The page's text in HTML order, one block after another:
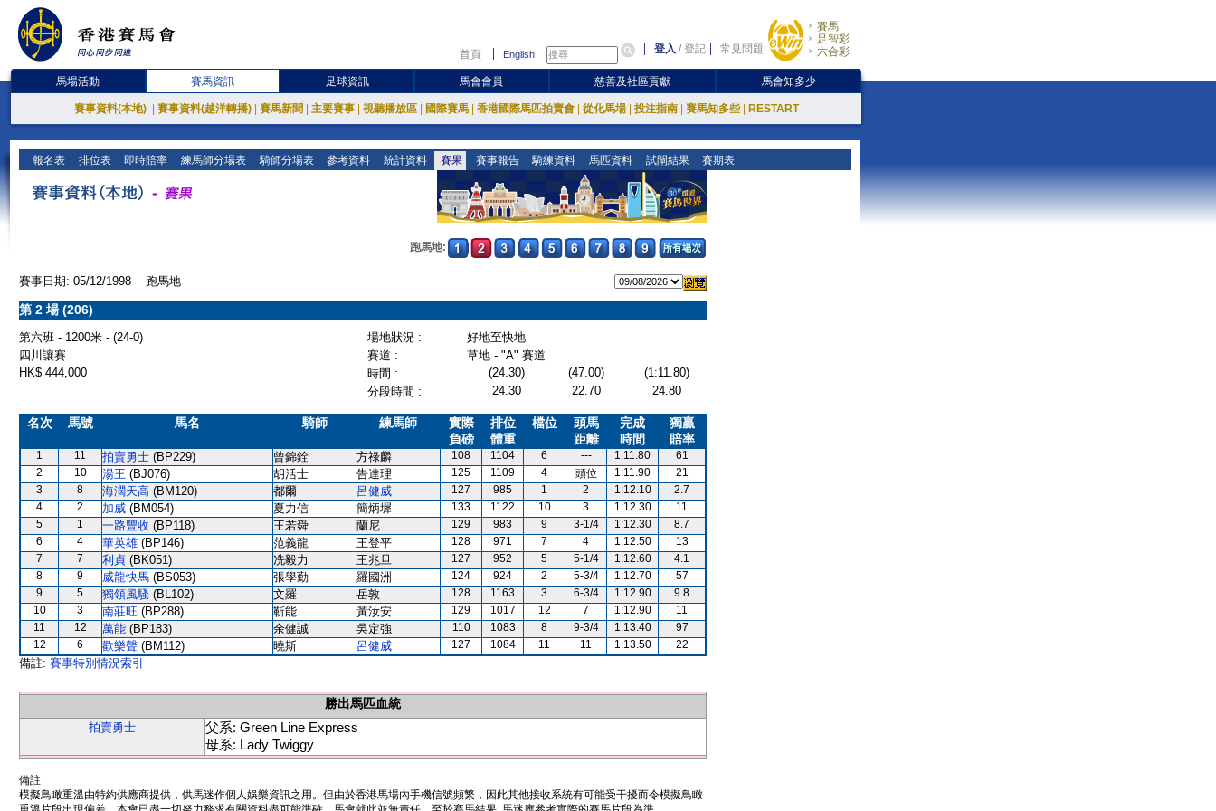
首頁 English 登入 /登記 常見問題
賽馬
足智彩
六合彩
馬場活動 賽馬資訊 足球資訊 馬會會員 慈善及社區貢獻 馬會知多少
賽事資料(本地) 賽事資料(越洋轉播) 賽馬新聞 主要賽事 視聽播放區 國際賽馬 香港國際馬匹拍賣會 從化馬場 投注指南 賽馬知多些 RESTART
報名表 排位表 即時賠率 練馬師分場表 騎師分場表 參考資料 統計資料 賽果 賽事報告 騎練資料 馬匹資料 試閘結果 賽期表
跑馬地:
賽事日期: 05/12/1998 跑馬地
第 2 場 (206)
第六班 - 1200米 - (24-0) 場地狀況 :
好地至快地
四川讓賽
賽道 :
草地 - "A" 賽道
HK$ 444,000
時間 : (24.30) (47.00)
(1:11.80)
分段時間 :
24.30 22.70 24.80
名次 馬號 馬名 騎師 練馬師
實際
負磅
排位
體重
檔位
頭馬
距離
完成
時間
獨贏
賠率
1 11 拍賣勇士 (BP229) 曾錦銓 方祿麟 108 1104 6 --- 1:11.80
61
2
10 湯王 (BJ076) 胡活士 告達理 125 1109 4 頭位 1:11.90
21
3
8 海濶天高 (BM120) 都爾 呂健威 127 985 1 2 1:12.10
2.7
4
2 加威 (BM054) 夏力信 簡炳墀 133 1122 10 3 1:12.30
11
5
1 一路豐收 (BP118) 王若舜 蘭尼 129 983 9 3-1/4 1:12.30
8.7
6
4 華英雄 (BP146) 范義龍 王登平 128 971 7 4 1:12.50
13
7
7 利貞 (BK051) 冼毅力 王兆旦 127 952 5 5-1/4 1:12.60
4.1
8
9 威龍快馬 (BS053) 張學勤 羅國洲 124 924 2 5-3/4 1:12.70
57
9
5 獨領風騷 (BL102) 文羅 岳敦 128 1163 3 6-3/4 1:12.90
9.8
10
3 南莊旺 (BP288) 靳能 黃汝安 129 1017 12 7 1:12.90
11
11
12 萬能 (BP183) 余健誠 吳定強 110 1083 8 9-3/4 1:13.40
97
12
6 歡樂聲 (BM112) 曉斯 呂健威 127 1084 11 11 1:13.50 22
備註: 賽事特別情況索引
勝出馬匹血統
拍賣勇士
父系: Green Line Express
母系: Lady Twiggy
備註
模擬鳥瞰重溫由特約供應商提供，供馬迷作個人娛樂資訊之用。但由於香港馬場內手機信號頻繁，因此其他接收系統有可能受干擾而令模擬鳥瞰